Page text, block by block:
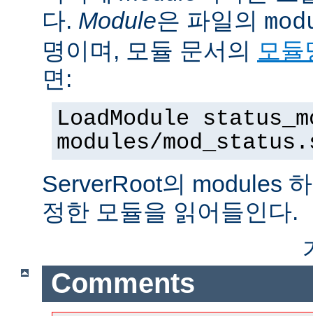
다. Module은 파일의
명이며, 모듈 문서의 모듈
면:
LoadModule
modules/
ServerRoot의 modules
정한 모듈을 읽어들인다.
Comments